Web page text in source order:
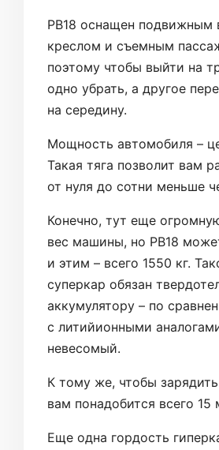
PB18 оснащен подвижным
креслом и съемным
поэтому чтобы выйти на
одно убрать, а другое
на середину.
Мощность автомобиля –
Такая тяга позволит вам
от нуля до сотни меньше
Конечно, тут еще
вес машины, но PB18
и этим – всего 1550 кг.
суперкар обязан
аккумулятору – по
с литийионными
невесомый.
К тому же, чтобы
вам понадобится всего 15
Еще одна гордость